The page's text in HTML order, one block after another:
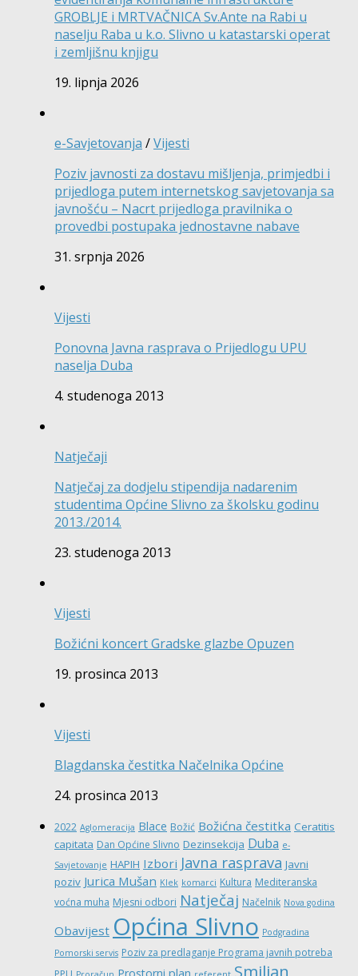
GROBLJE i MRTVAČNICA Sv.Ante na Rabi u
naselju Raba u k.o. Slivno u katastarski operat
i zemljišnu knjigu
19. lipnja 2026
e-Savjetovanja /Vijesti
Poziv javnosti za dostavu mišljenja, primjedbi i
prijedloga putem internetskog savjetovanja sa
javnošću – Nacrt prijedloga pravilnika o
provedbi postupaka jednostavne nabave
31. srpnja 2026
Vijesti
Ponovna Javna rasprava o Prijedlogu UPU
naselja Duba
4. studenoga 2013
Natječaji
Natječaj za dodjelu stipendija nadarenim
studentima Općine Slivno za školsku godinu
2013./2014.
23. studenoga 2013
Vijesti
Božićni koncert Gradske glazbe Opuzen
19. prosinca 2013
Vijesti
Blagdanska čestitka Načelnika Općine
24. prosinca 2013
2022 Aglomeracija Blace Božić Božićna čestitka Ceratitis
capitata Dan Općine Slivno Dezinsekcija Duba e-
Savjetovanje HAPIH Izbori Javna rasprava Javni
poziv Jurica Mušan Klek komarci Kultura Mediteranska
voćna muha Mjesni odbori Natječaj Načelnik Nova godina
Obavijest Općina Slivno Podgradina
Pomorski servis Poziv za predlaganje Programa javnih potreba
Smiljan